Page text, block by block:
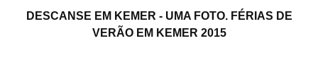
DESCANSE EM KEMER - UMA FOTO. FÉRIAS DE
VERÃO EM KEMER 2015